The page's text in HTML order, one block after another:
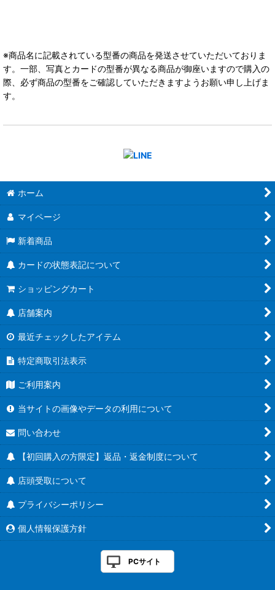
※商品名に記載されている型番の商品を発送させていただいておりま
す。一部、写真とカードの型番が異なる商品が御座いますので購入の
際、必ず商品の型番をご確認していただきますようお願い申し上げま
す。
ホーム
マイページ
新着商品
カードの状態表記について
ショッピングカート
店舗案内
最近チェックしたアイテム
特定商取引法表示
ご利用案内
当サイトの画像やデータの利用について
問い合わせ
【初回購入の方限定】返品・返金制度について
店頭受取について
プライバシーポリシー
個人情報保護方針
PCサイト